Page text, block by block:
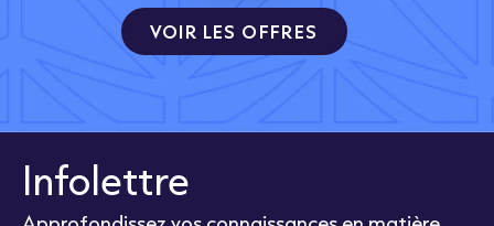
VOIR LES OFFRES
Infolettre